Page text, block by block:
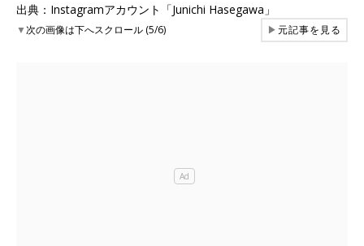
出典：Instagramアカウント「Junichi Hasegawa」
▼次の画像は下へスクロール (5/6) ▶元記事を見る